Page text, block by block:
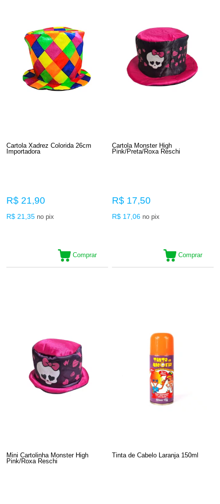
Cartola Xadrez Colorida 26cm
Importadora
R$ 21,90
R$ 21,35 no pix
Comprar
Cartola Monster High
Pink/Preta/Roxa Reschi
R$ 17,50
R$ 17,06 no pix
Comprar
Mini Cartolinha Monster High
Pink/Roxa Reschi
Tinta de Cabelo Laranja 150ml